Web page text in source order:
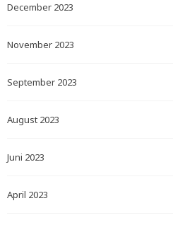
December 2023
November 2023
September 2023
August 2023
Juni 2023
April 2023